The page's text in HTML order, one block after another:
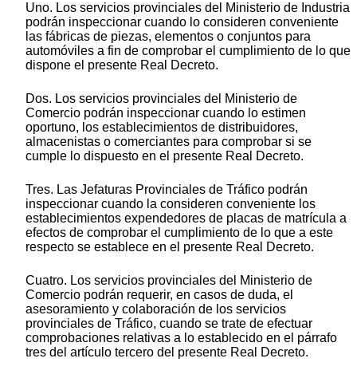
Uno. Los servicios provinciales del Ministerio de Industria
podrán inspeccionar cuando lo consideren conveniente
las fábricas de piezas, elementos o conjuntos para
automóviles a fin de comprobar el cumplimiento de lo que
dispone el presente Real Decreto.
Dos. Los servicios provinciales del Ministerio de
Comercio podrán inspeccionar cuando lo estimen
oportuno, los establecimientos de distribuidores,
almacenistas o comerciantes para comprobar si se
cumple lo dispuesto en el presente Real Decreto.
Tres. Las Jefaturas Provinciales de Tráfico podrán
inspeccionar cuando la consideren conveniente los
establecimientos expendedores de placas de matrícula a
efectos de comprobar el cumplimiento de lo que a este
respecto se establece en el presente Real Decreto.
Cuatro. Los servicios provinciales del Ministerio de
Comercio podrán requerir, en casos de duda, el
asesoramiento y colaboración de los servicios
provinciales de Tráfico, cuando se trate de efectuar
comprobaciones relativas a lo establecido en el párrafo
tres del artículo tercero del presente Real Decreto.